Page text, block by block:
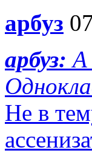
арбуз
арбуз:А
Не в